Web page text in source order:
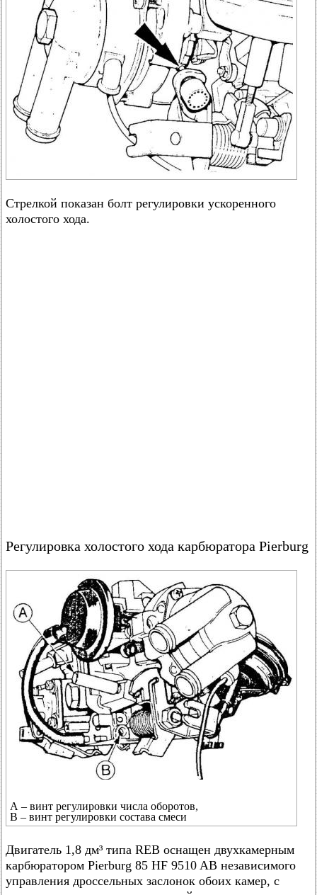
Стрелкой показан болт регулировки ускоренного
холостого хода.
Регулировка холостого хода карбюратора Pierburg
А – винт регулировки числа оборотов,
В – винт регулировки состава смеси
Двигатель 1,8 дм³ типа REB оснащен двухкамерным
карбюратором Pierburg 85 HF 9510 AB независимого
управления дроссельных заслонок обоих камер, с